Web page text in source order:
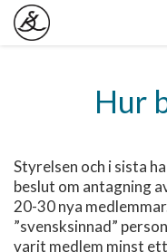
Hur
Styrelsen och i sista
beslut om antagning
20-30 nya
”svensksinnad”
varit medlem minst